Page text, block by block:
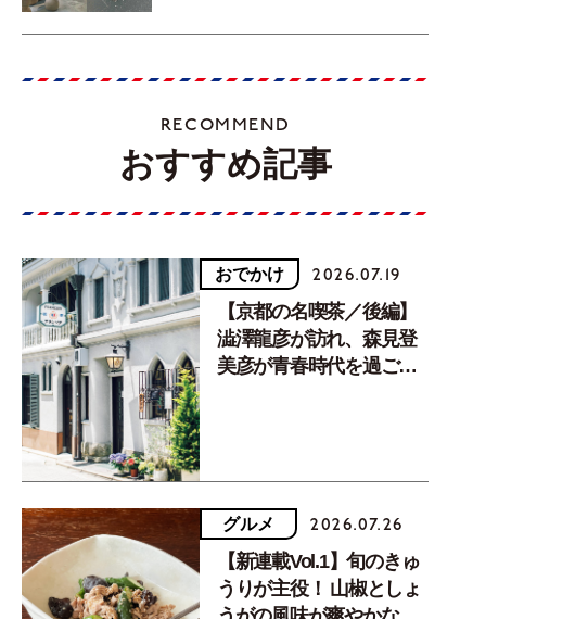
RECOMMEND
おすすめ記事
おでかけ 2026.07.19
【京都の名喫茶／後編】
澁澤龍彦が訪れ、森見登
美彦が青春時代を過ごし
グルメ 2026.07.26
【新連載Vol.1】旬のきゅ
うりが主役！ 山椒としょ